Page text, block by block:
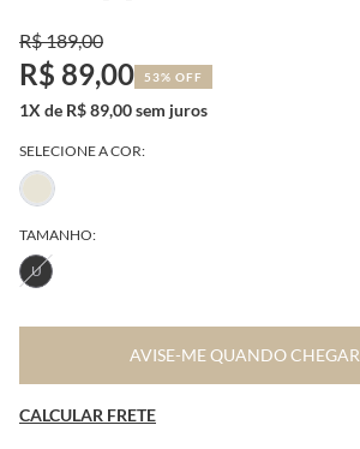
R$ 189,00
R$ 89,00 53% OFF
1X de R$ 89,00 sem juros
SELECIONE A COR:
TAMANHO:
U
AVISE-ME QUANDO CHEGAR
CALCULAR FRETE